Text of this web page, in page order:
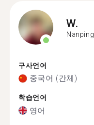
W.
Nanping
구사언어
중국어 (간체)
학습언어
영어